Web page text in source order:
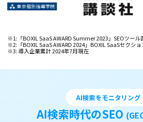
※1:「BOXIL SaaS AWARD Summer 2023」SEOツール
※2:「BOXIL SaaS AWARD 2024」BOXIL SaaSセクシ
※3: 導入企業累計 2024年7月現在
AI検索をモニタリング
AI検索時代のSEO